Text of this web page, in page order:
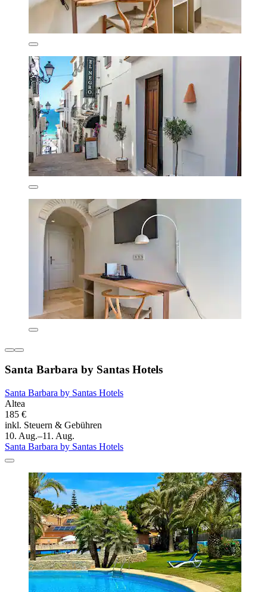
Santa Barbara by Santas Hotels
Santa Barbara by Santas Hotels
Altea
185 €
inkl. Steuern & Gebühren
10. Aug.–11. Aug.
Santa Barbara by Santas Hotels